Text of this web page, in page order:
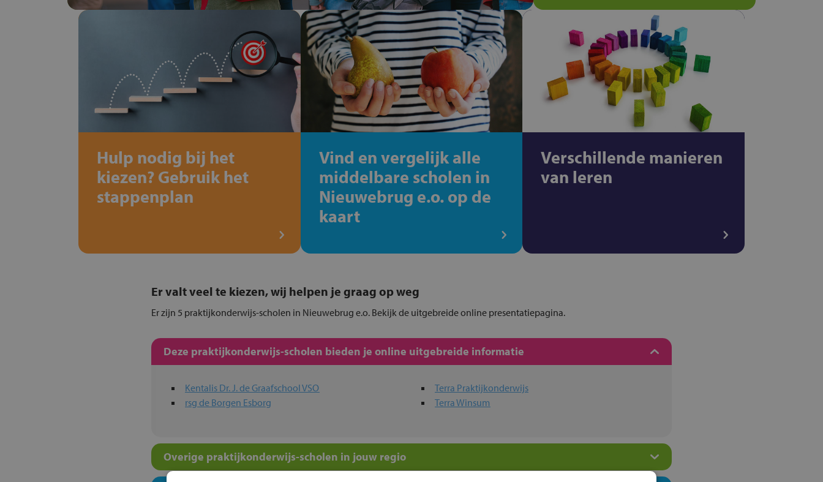
Hulp nodig bij het
kiezen? Gebruik het
stappenplan
Vind en vergelijk alle
middelbare scholen in
Nieuwebrug e.o. op de
kaart
Verschillende manieren
van leren
Er valt veel te kiezen, wij helpen je graag op weg
Er zijn 5 praktijkonderwijs-scholen in Nieuwebrug e.o. Bekijk de uitgebreide online presentatiepagina.
Deze praktijkonderwijs-scholen bieden je online uitgebreide informatie
Kentalis Dr. J. de Graafschool VSO
rsg de Borgen Esborg
Terra Praktijkonderwijs
Terra Winsum
Overige praktijkonderwijs-scholen in jouw regio